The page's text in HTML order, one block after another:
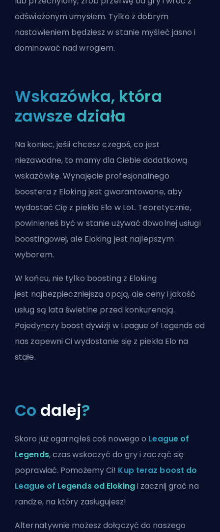
odświeżonym umysłem. Tylko z dobrym
nastawieniem będziesz w stanie myśleć jasno i
dominować nad wrogiem.
Wskazówka, która
zawsze działa
Na koniec, jeśli chcesz czegoś, co jest
niezawodne, to mamy dla Ciebie dodatkową
wskazówkę. Wynajęcie profesjonalnego
boostera z Eloking jest gwarantowane, aby
wydostać Cię z piekła Elo w LoL. Teoretycznie,
powinieneś być w stanie używać dowolnej usługi
boostingowej, ale Eloking jest najlepszym
wyborem.
W końcu, nie tylko boosting z Eloking
jest najbezpieczniejszą opcją, ale ceny i jakość
usług są lata świetlne przed konkurencją.
Pojedynczy boost dywizji w League of Legends od
nas zapewni Ci wydostanie się z piekła Elo na
stałe.
Co dalej?
Skoro już ogarnąłeś coś nowego o League of
Legends, czas wskoczyć do gry i zacząć się
poprawiać. Pomożemy Ci! Kup teraz boost do
League of Legends od Elokingi zacznij grać na
randze, na który zasługujesz!
Alternatywnie możeszdołączyć do naszego